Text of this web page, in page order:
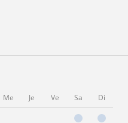
Me Je Ve Sa Di